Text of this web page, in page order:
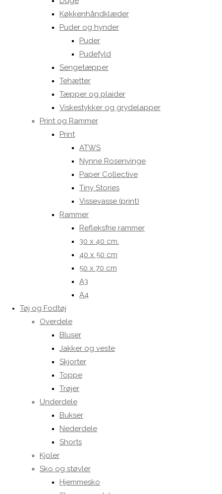
Køkkenhåndklæder
Puder og hynder
Puder
Pudefyld
Sengetæpper
Tehætter
Tæpper og plaider
Viskestykker og grydelapper
Print og Rammer
Print
ATWS
Nynne Rosenvinge
Paper Collective
Tiny Stories
Vissevasse (print)
Rammer
Refleksfrie rammer
30 x 40 cm.
40 x 50 cm
50 x 70 cm
A3
A4
Tøj og Fodtøj
Overdele
Bluser
Jakker og veste
Skjorter
Toppe
Trøjer
Underdele
Bukser
Nederdele
Shorts
Kjoler
Sko og støvler
Hjemmesko